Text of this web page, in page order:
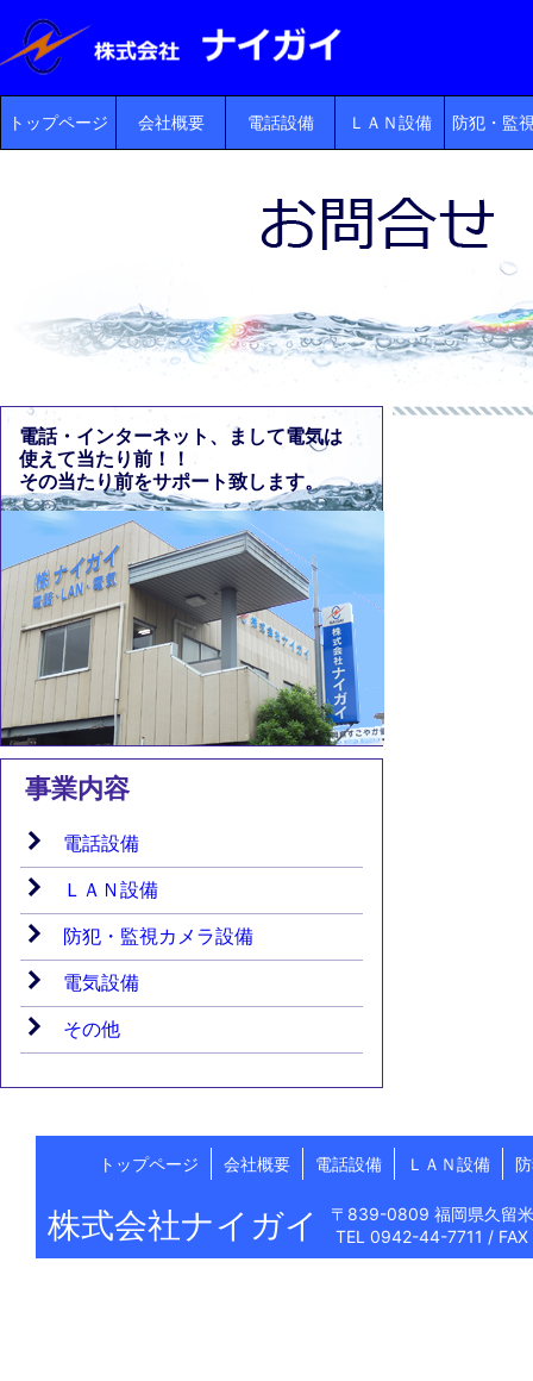
トップページ 会社概要 電話設備 ＬＡＮ設備 防犯・監
電話・インターネット、まして電気は
使えて当たり前！！
その当たり前をサポート致します。
事業内容
電話設備
ＬＡＮ設備
防犯・監視カメラ設備
電気設備
その他
トップページ 会社概要 電話設備 ＬＡＮ設備
株式会社ナイガイ
〒839-0809 福岡県久留
TEL 0942-44-7711 /